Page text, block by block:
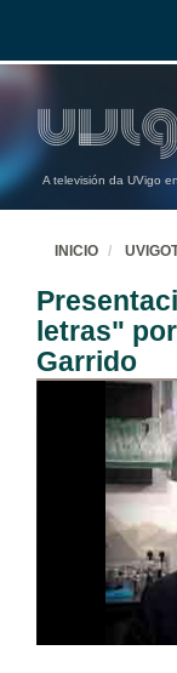
A televisión da UVigo
INICIO
letras"
Garrido